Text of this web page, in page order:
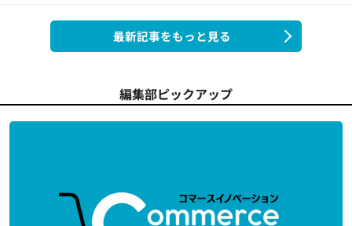
最新記事をもっと見る
編集部ピックアップ